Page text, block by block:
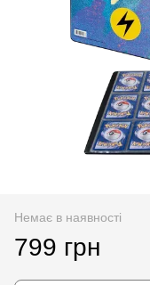
Немає в наявності
799 грн